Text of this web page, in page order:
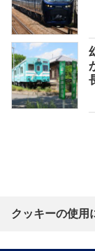
クッキーの使用